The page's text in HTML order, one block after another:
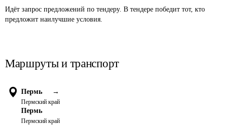
Идёт запрос предложений по тендеру. В тендере победит тот, кто
предложит наилучшие условия.
Маршруты и транспорт
Пермь →
Пермский край
Пермь
Пермский край